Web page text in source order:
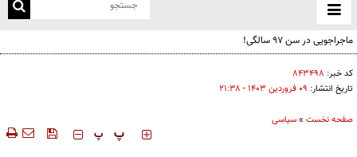
باز
و
کد خبر: ۸۴۳۴۹۸
تاریخ انتشار: ۰۹ فروردين ۱۴۰۳ - ۲۱:۳۸
صفحه نخست »سیاسی
‍‍‍ پ پ